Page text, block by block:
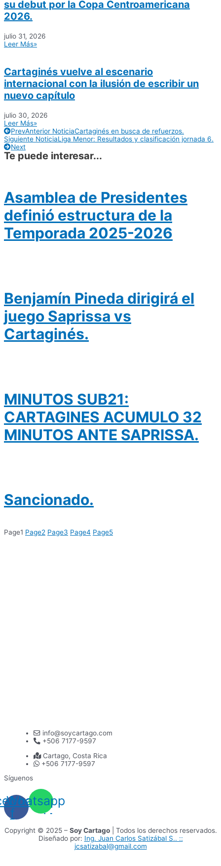
su debut por la Copa Centroamericana
2026.
julio 31, 2026
Leer Más»
Cartaginés vuelve al escenario
internacional con la ilusión de escribir un
nuevo capítulo
julio 30, 2026
Leer Más»
PrevAnterior NoticiaCartaginés en busca de refuerzos.
Siguiente NoticiaLiga Menor: Resultados y clasificación jornada 6.
Next
Te puede interesar...
Asamblea de Presidentes
definió estructura de la
Temporada 2025-2026
Benjamín Pineda dirigirá el
juego Saprissa vs
Cartaginés.
MINUTOS SUB21:
CARTAGINES ACUMULO 32
MINUTOS ANTE SAPRISSA.
Sancionado.
Page1 Page2 Page3 Page4 Page5
info@soycartago.com
+506 7177-9597
Cartago, Costa Rica
+506 7177-9597
Síguenos
f
Whatsapp
Copyright © 2025 – Soy Cartago| Todos los derechos reservados.
Diseñado por: Ing. Juan Carlos Satizábal S.. ::
jcsatizabal@gmail.com